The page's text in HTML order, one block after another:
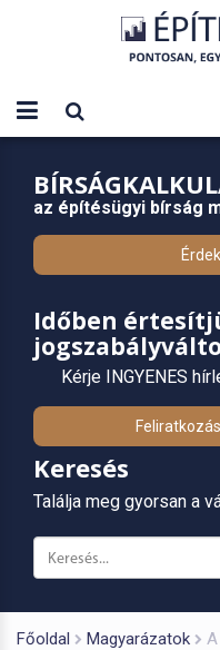
az építésügyi bírság
Időben
Kérje INGYENES
Feliratkozás
Keresés
Találja meg gyorsan a
Főoldal Magyarázatok